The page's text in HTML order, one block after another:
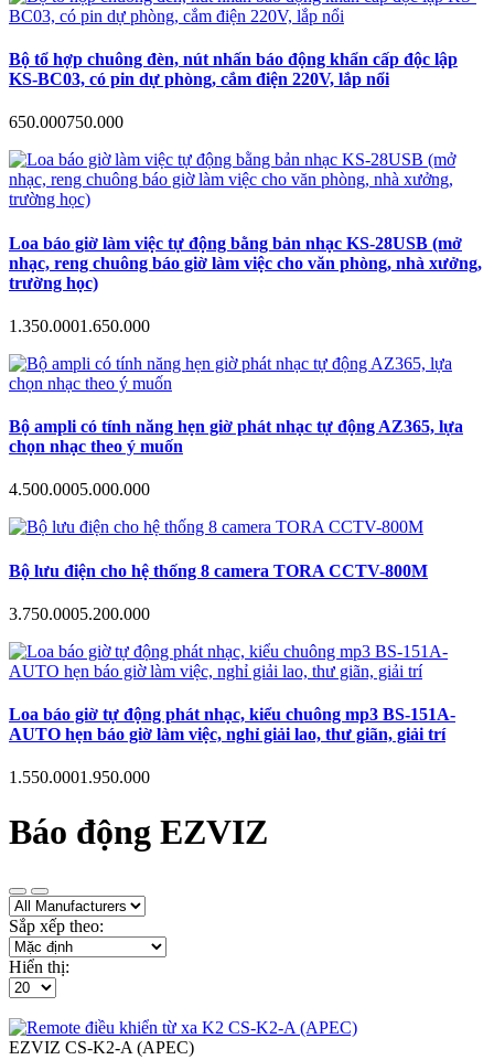
Bộ tổ hợp chuông đèn, nút nhấn báo động khẩn cấp độc lập
KS-BC03, có pin dự phòng, cắm điện 220V, lắp nổi
650.000750.000
Loa báo giờ làm việc tự động bằng bản nhạc KS-28USB (mở
nhạc, reng chuông báo giờ làm việc cho văn phòng, nhà xưởng,
trường học)
1.350.0001.650.000
Bộ ampli có tính năng hẹn giờ phát nhạc tự động AZ365, lựa
chọn nhạc theo ý muốn
4.500.0005.000.000
Bộ lưu điện cho hệ thống 8 camera TORA CCTV-800M
3.750.0005.200.000
Loa báo giờ tự động phát nhạc, kiểu chuông mp3 BS-151A-
AUTO hẹn báo giờ làm việc, nghỉ giải lao, thư giãn, giải trí
1.550.0001.950.000
Báo động EZVIZ
Sắp xếp theo:
Hiển thị:
EZVIZ CS-K2-A (APEC)